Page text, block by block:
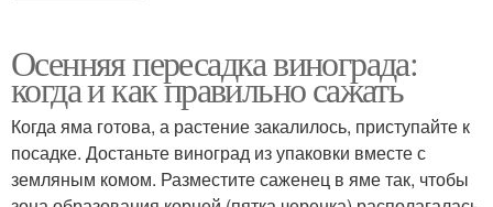
Осенняя пересадка винограда:
когда и как правильно сажать
Когда яма готова, а растение закалилось, приступайте к
посадке. Достаньте виноград из упаковки вместе с
земляным комом. Разместите саженец в яме так, чтобы